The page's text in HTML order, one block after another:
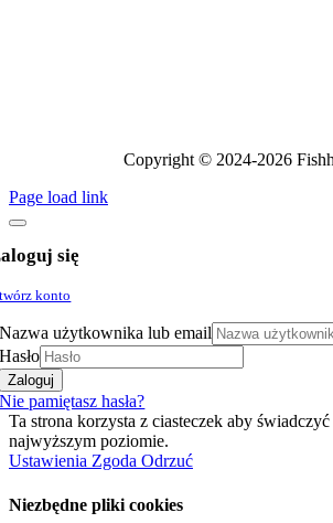
Copyright © 2024-2026
Page load link
się
konto
Nazwa użytkownika lub email
Hasło
Zaloguj
Nie pamiętasz hasła?
Ta strona korzysta z ciasteczek aby świadczyć
najwyższym poziomie.
Ustawienia Zgoda Odrzuć
Niezbędne pliki cookies